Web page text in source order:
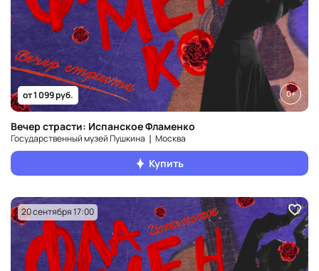
от 1 099 руб. 0+
Вечер страсти: Испанское Фламенко
Государственный музей Пушкина ❘ Москва
Купить
20 сентября 17:00